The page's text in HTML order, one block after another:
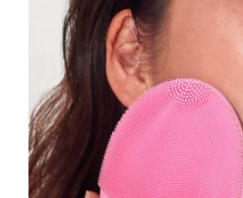
PEACH™ 2 go
Travel-friendly IPL
PEACH™
Cooling IPL hair
Firming body serum
ESPADA™ 2
Acne treatment
ESPADA™
Concentrated acne
IRIS™ 2
Rejuvenating eye
眼部護膚
Advanced eye care
毛孔護理
KIWI™ derma
Diamond
KIWI™
Blackhead remover
LUNA™ 4 hair
2-in-1 LED scalp
FLIP™ play
LED light hairbrush
牙齒美白
NEW
issa™ Teeth
Dual LED + sonic
更多的
中國香港特別行政區
匈牙利
冰島
印尼
愛爾蘭